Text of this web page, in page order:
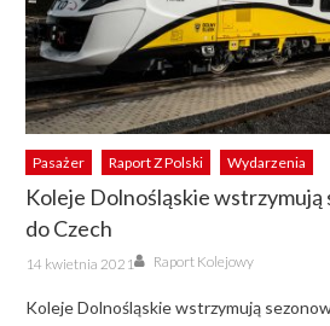
Pasażer Raport Z Polski Wydarzenia
Koleje Dolnośląskie wstrzymują
do Czech
Posted
on
14 kwietnia 2021 Author
Raport Kolejowy
Koleje Dolnośląskie wstrzymują